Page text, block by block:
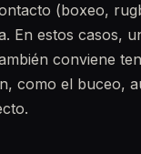
(boxeo,
En estos casos,
conviene
como el buceo,